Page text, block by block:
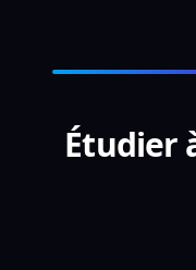
Étudier